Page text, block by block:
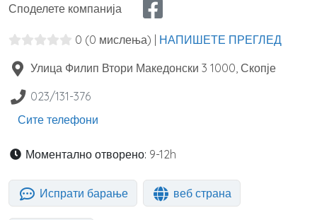
Споделете компанија
0 (0 мислења) | НАПИШЕТЕ ПРЕГЛЕД
Улица Филип Втори Македонски 3 1000 Скопје
023/131-376
Сите телефони
Моментално отворено: 9-12h
Испрати барање веб страна